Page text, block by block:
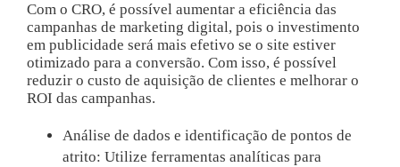
Com o CRO, é possível aumentar a eficiência das
campanhas de marketing digital, pois o investimento
em publicidade será mais efetivo se o site estiver
otimizado para a conversão. Com isso, é possível
reduzir o custo de aquisição de clientes e melhorar o
ROI das campanhas.
Análise de dados e identificação de pontos de
atrito: Utilize ferramentas analíticas para